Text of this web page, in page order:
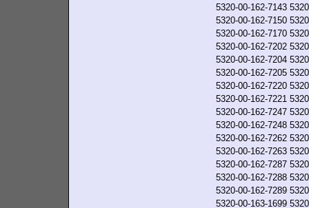
5320-00-162-7143
5320-00-162-7150
5320-00-162-7170
5320-00-162-7202
5320-00-162-7204
5320-00-162-7205
5320-00-162-7220
5320-00-162-7221
5320-00-162-7247
5320-00-162-7248
5320-00-162-7262
5320-00-162-7263
5320-00-162-7287
5320-00-162-7288
5320-00-162-7289
5320-00-163-1699